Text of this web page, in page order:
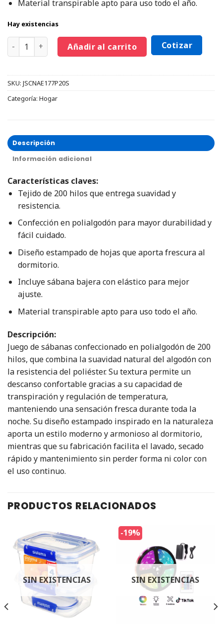
Material transpirable apto para uso todo el año.
Hay existencias
Añadir al carrito Cotizar
SKU: JSCNAE177P20S
Categoría: Hogar
Descripción
Información adicional
Características claves:
Tejido de 200 hilos que entrega suavidad y
resistencia.
Confección en polialgodón para mayor durabilidad y
fácil cuidado.
Diseño estampado de hojas que aporta frescura al
dormitorio.
Incluye sábana bajera con elástico para mejor
ajuste.
Material transpirable apto para uso todo el año.
Descripción:
Juego de sábanas confeccionado en polialgodón de 200
hilos, que combina la suavidad natural del algodón con
la resistencia del poliéster. Su textura permite un
descanso confortable gracias a su capacidad de
transpiración y regulación de temperatura,
manteniendo una sensación fresca durante toda la
noche. Su diseño estampado inspirado en la naturaleza
aporta un estilo moderno y armonioso al dormitorio,
mientras que su fabricación facilita el lavado, secado
rápido y mantenimiento sin perder forma ni color con
el uso continuo.
PRODUCTOS RELACIONADOS
SIN EXISTENCIAS
-19%
SIN EXISTENCIAS